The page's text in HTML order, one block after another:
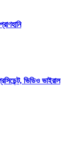
ভিডিও ভাইরাল